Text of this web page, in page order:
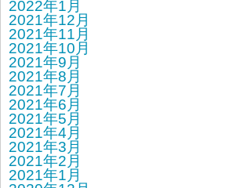
2022年1月
2021年12月
2021年11月
2021年10月
2021年9月
2021年8月
2021年7月
2021年6月
2021年5月
2021年4月
2021年3月
2021年2月
2021年1月